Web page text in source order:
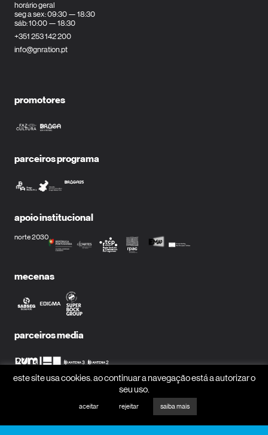
horário geral
seg a sex: 09:30 — 18:30
sáb: 10:00 — 18:30
+351 253 142 200
info@gnration.pt
promotores
parceiros programa
apoio institucional
norte 2030
mecenas
parceiros media
este site usa cookies. ao continuar a navegação está a autorizar o
seu uso.
aceitar rejeitar saiba mais